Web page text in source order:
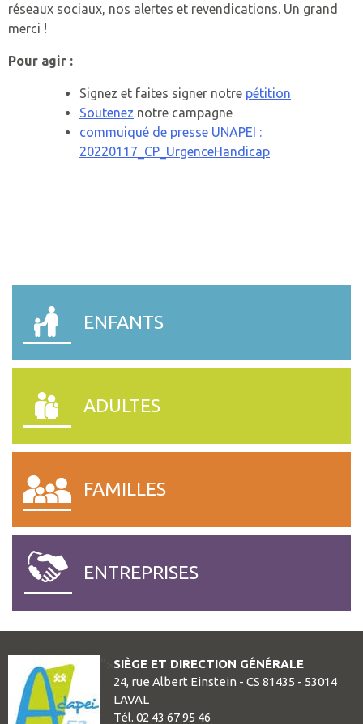
réseaux sociaux, nos alertes et revendications. Un grand
merci !
Pour agir :
Signez et faites signer notre pétition
Soutenez notre campagne
commuiqué de presse UNAPEI :
20220117_CP_UrgenceHandicap
ENFANTS
ADULTES
FAMILLES
ENTREPRISES
SIÈGE ET DIRECTION GÉNÉRALE
24, rue Albert Einstein - CS 81435 - 53014
LAVAL
Tél. 02 43 67 95 46